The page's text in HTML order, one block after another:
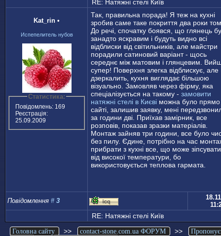
RE: Натяжнi стелi Киïв
Kat_rin •
Испепелитель нубов
Статистика:
Повідомлень: 169
Реєстрація:
25.09.2009
Так, правильна порада! Я теж на кухні
зробив саме таке покриття два роки
До речі, спочатку боявся, що глянець
занадто яскравим і будуть видно всі
відблиски від світильників, але майстри
порадили сатиновий варіант - щось
середнє між матовим і глянцевим.
супер! Поверхня злегка відблискує, але
дзеркалить, кухня виглядає більшою
візуально. Замовляв через фірму, яка
спеціалізується на такому - замовити
натяжні стелі в Києві можна було
сайті, залишив заявку, мені
за години дві. Приїхав замірник, все
розповів, показав зразки матеріалів.
Монтаж зайняв три години, все було
без пилу. Єдине, потрібно на час
прибрати з кухні все, що може
від високої температури, бо
використовується теплова гармата.
Повідомлення # 3
RE: Натяжнi стелi Киïв
Головна сайту >> contact-stone.com.ua ФОРУМ >>